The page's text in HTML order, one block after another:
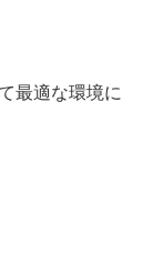
最適な環境に